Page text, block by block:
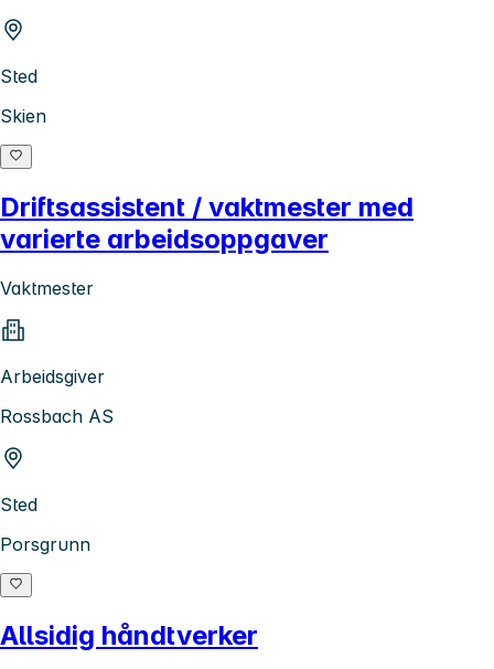
Sted
Skien
Driftsassistent / vaktmester med
varierte arbeidsoppgaver
Vaktmester
Arbeidsgiver
Rossbach AS
Sted
Porsgrunn
Allsidig håndtverker